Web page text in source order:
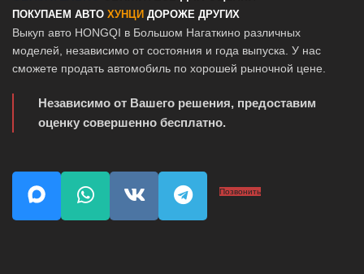
ПОКУПАЕМ АВТО ХУНЦИ ДОРОЖЕ ДРУГИХ
Выкуп авто HONGQI в Большом Нагаткино различных
моделей, независимо от состояния и года выпуска. У нас
сможете продать автомобиль по хорошей рыночной цене.
Независимо от Вашего решения, предоставим
оценку совершенно бесплатно.
Позвонить